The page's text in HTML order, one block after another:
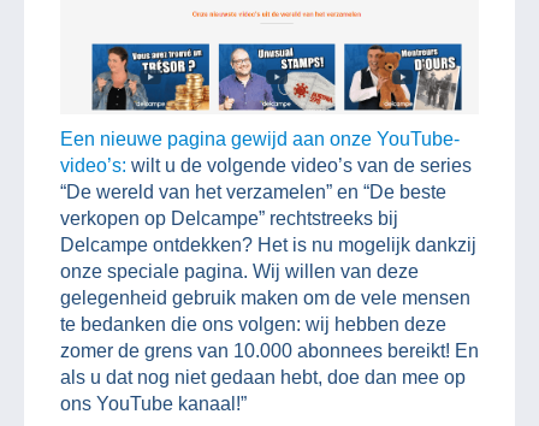
Een nieuwe pagina gewijd aan onze YouTube-
video’s: wilt u de volgende video’s van de series
“De wereld van het verzamelen” en “De beste
verkopen op Delcampe” rechtstreeks bij
Delcampe ontdekken? Het is nu mogelijk dankzij
onze speciale pagina. Wij willen van deze
gelegenheid gebruik maken om de vele mensen
te bedanken die ons volgen: wij hebben deze
zomer de grens van 10.000 abonnees bereikt! En
als u dat nog niet gedaan hebt, doe dan mee op
ons YouTube kanaal!”